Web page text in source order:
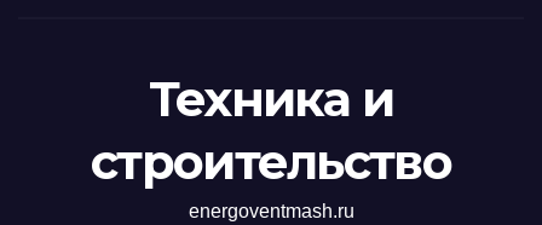
Техника и
строительство
energoventmash.ru